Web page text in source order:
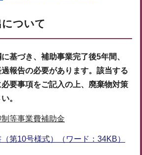
ついて
基づき、補助事業完了後5年間、
報告の必要があります。該当する
要事項をご記入の上、廃棄物対策
。
等事業費補助金
第10号様式）（ワード：34KB）